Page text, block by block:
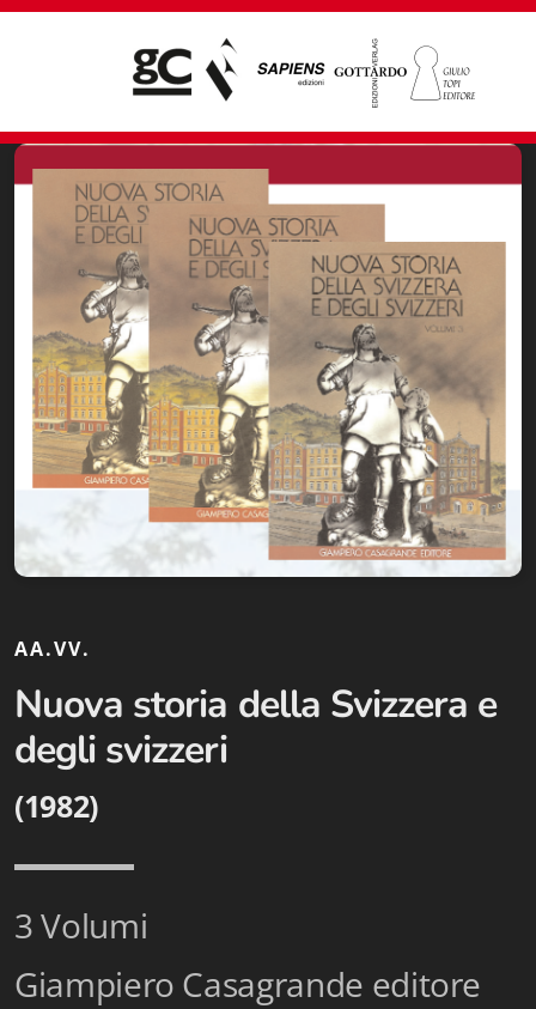
AA.VV.
Nuova storia della Svizzera e
degli svizzeri
(1982)
3 Volumi
Giampiero Casagrande editore
Giampiero Casagrande editore
Biblioteca letteraria Nord-Sud
Cymbae
Dibattiti & Documenti
EJO- European Journalism Observatory
Immagini & Arte
Incontro con